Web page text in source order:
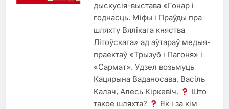
дыскусія-выстава «Гонар і
годнасць. Міфы і Праўды пра
шляхту Вялікага княства
Літоўскага» ад аўтараў медыя-
праектаў «Трызуб і Пагоня» і
«Сармат». Удзел возьмуць
Кацярына Ваданосава, Васіль
Калач, Алесь Кіркевіч.
Што
такое шляхта?
Як і за кім